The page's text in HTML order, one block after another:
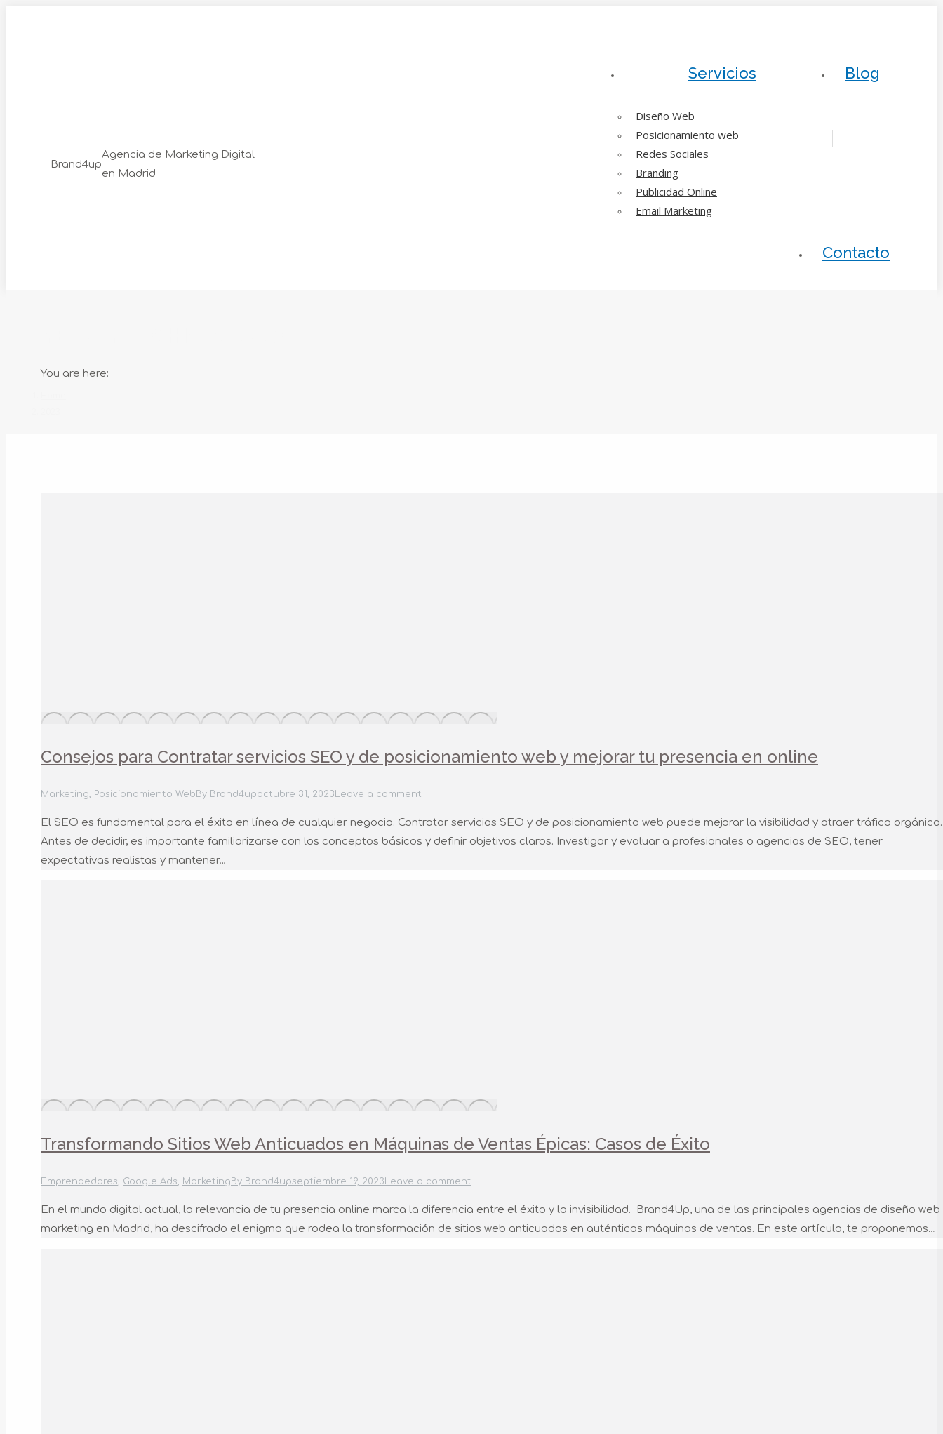
Brand4up
Agencia de Marketing Digital
en Madrid
Servicios
Diseño Web
Posicionamiento web
Redes Sociales
Branding
Publicidad Online
Email Marketing
Blog
Contacto
You are here:
Consejos para Contratar servicios SEO y de posicionamiento web y mejorar tu presencia en online
Marketing, Posicionamiento Web By Brand4upoctubre 31, 2023 Leave a comment
El SEO es fundamental para el éxito en línea de cualquier negocio. Contratar servicios SEO y de posicionamiento web puede mejorar la visibilidad y atraer tráfico orgánico.
Antes de decidir, es importante familiarizarse con los conceptos básicos y definir objetivos claros. Investigar y evaluar a profesionales o agencias de SEO, tener
expectativas realistas y mantener…
Transformando Sitios Web Anticuados en Máquinas de Ventas Épicas: Casos de Éxito
Emprendedores, Google Ads, Marketing By Brand4upseptiembre 19, 2023 Leave a comment
En el mundo digital actual, la relevancia de tu presencia online marca la diferencia entre el éxito y la invisibilidad. Brand4Up, una de las principales agencias de diseño web
marketing en Madrid, ha descifrado el enigma que rodea la transformación de sitios web anticuados en auténticas máquinas de ventas. En este artículo, te proponemos…